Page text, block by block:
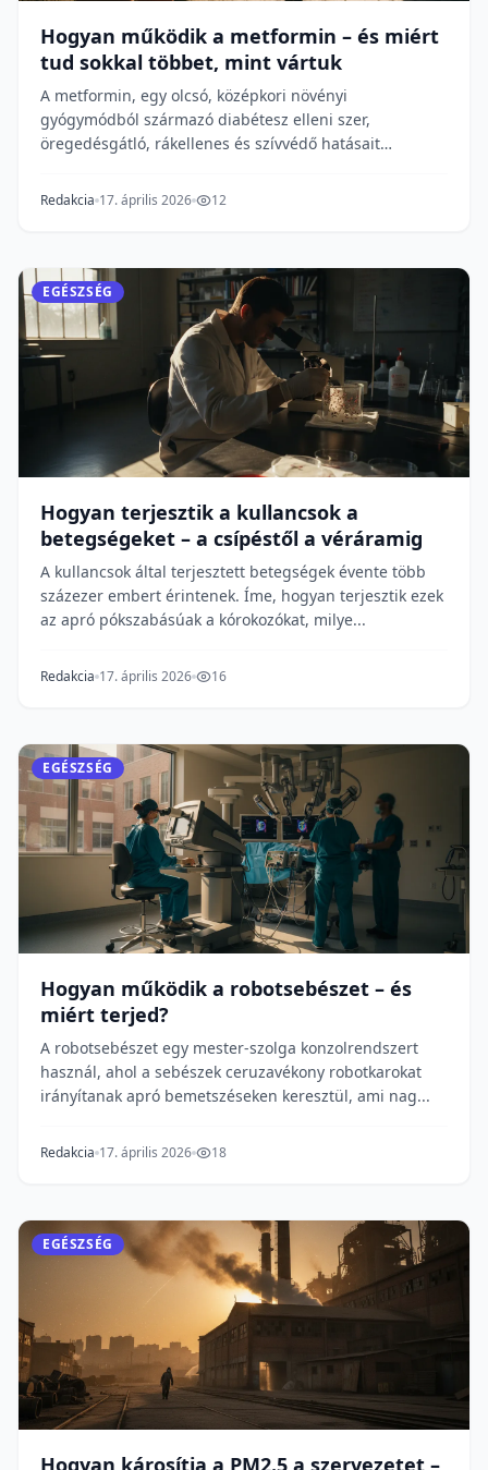
Hogyan működik a metformin – és miért
tud sokkal többet, mint vártuk
A metformin, egy olcsó, középkori növényi
gyógymódból származó diabétesz elleni szer,
öregedésgátló, rákellenes és szívvédő hatásait
Redakcia 17. április 2026 12
EGÉSZSÉG
Hogyan terjesztik a kullancsok a
betegségeket – a csípéstől a véráramig
A kullancsok által terjesztett betegségek évente több
százezer embert érintenek. Íme, hogyan terjesztik ezek
az apró pókszabásúak a kórokozókat, milye...
Redakcia 17. április 2026 16
EGÉSZSÉG
Hogyan működik a robotsebészet – és
miért terjed?
A robotsebészet egy mester-szolga konzolrendszert
használ, ahol a sebészek ceruzavékony robotkarokat
irányítanak apró bemetszéseken keresztül, ami nag...
Redakcia 17. április 2026 18
EGÉSZSÉG
Hogyan károsítja a PM2.5 a szervezetet –